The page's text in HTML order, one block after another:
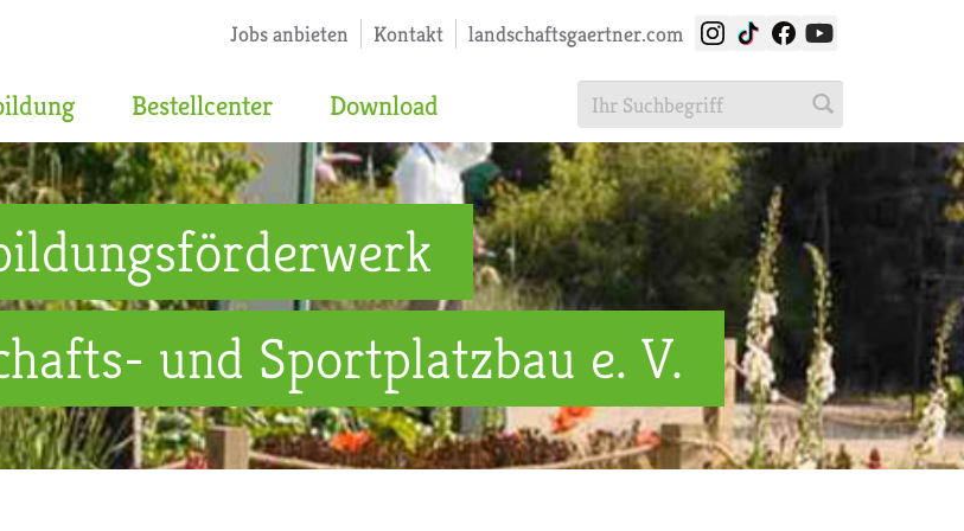
Jobs anbieten Kontakt landschaftsgaertner.com
Bestellcenter Download
und Sportplatzbau e. V.